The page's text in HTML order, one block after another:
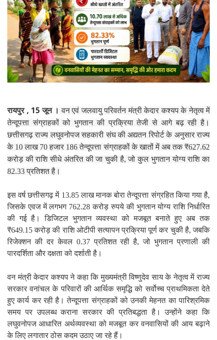
रायपुर , 15 जून । वन एवं जलवायु परिवर्तन मंत्री केदार कश्यप के नेतृत्व में
तेन्दूपत्ता संग्राहकों को भुगतान की प्रक्रिया तेजी से आगे बढ़ रही है।
छत्तीसगढ़ राज्य लघुवनोपज सहकारी संघ की अद्यतन रिपोर्ट के अनुसार राज्य
के 10 लाख 70 हजार 186 तेन्दूपत्ता संग्राहकों के खातों में अब तक ₹627.62
करोड़ की राशि सीधे अंतरित की जा चुकी है, जो कुल भुगतान योग्य राशि का
82.33 प्रतिशत है।
इस वर्ष छत्तीसगढ़ में 13.85 लाख मानक बोरा तेन्दूपत्ता संग्रहित किया गया है,
जिसके एवज में लगभग 762.28 करोड़ रुपये की भुगतान योग्य राशि निर्धारित
की गई है। डिजिटल भुगतान व्यवस्था को मजबूत बनाते हुए अब तक
₹649.15 करोड़ की राशि ओटीपी सत्यापन प्रक्रिया पूर्ण कर चुकी है, जबकि
रिजेक्शन की दर केवल 0.37 प्रतिशत रही है, जो भुगतान प्रणाली की
पारदर्शिता और दक्षता को दर्शाती है।
वन मंत्री केदार कश्यप ने कहा कि मुख्यमंत्री विष्णुदेव साय के नेतृत्व में राज्य
सरकार वनांचल के परिवारों की आर्थिक समृद्धि को सर्वोच्च प्राथमिकता देते
हुए कार्य कर रही है। तेन्दूपत्ता संग्राहकों को उनकी मेहनत का पारिश्रमिक
समय पर उपलब्ध कराना सरकार की प्रतिबद्धता है। उन्होंने कहा कि
लघुवनोपज आधारित अर्थव्यवस्था को मजबूत कर वनवासियों की आय बढ़ाने
के लिए लगातार ठोस कदम उठाए जा रहे हैं।